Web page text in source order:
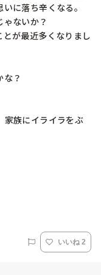
に落ち辛くなる。
ないか？
が最近多くなりまし
？
家族にイライラをぶ
いいね 2